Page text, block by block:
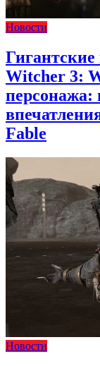
Новости
Witcher 3:
персонажа:
Fable
Новости